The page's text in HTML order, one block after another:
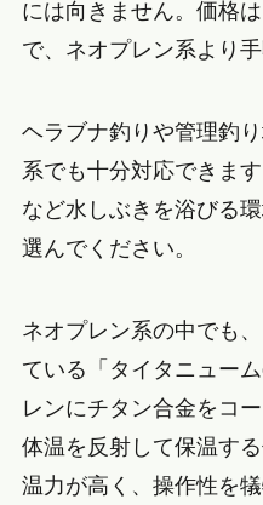
には向きません。価格
で、ネオプレン系より手
ヘラブナ釣りや管理釣
系でも十分対応できま
など水しぶきを浴びる
選んでください。
ネオプレン系の中でも
ている「タイタニュー
レンにチタン合金をコ
体温を反射して保温す
温力が高く、操作性を